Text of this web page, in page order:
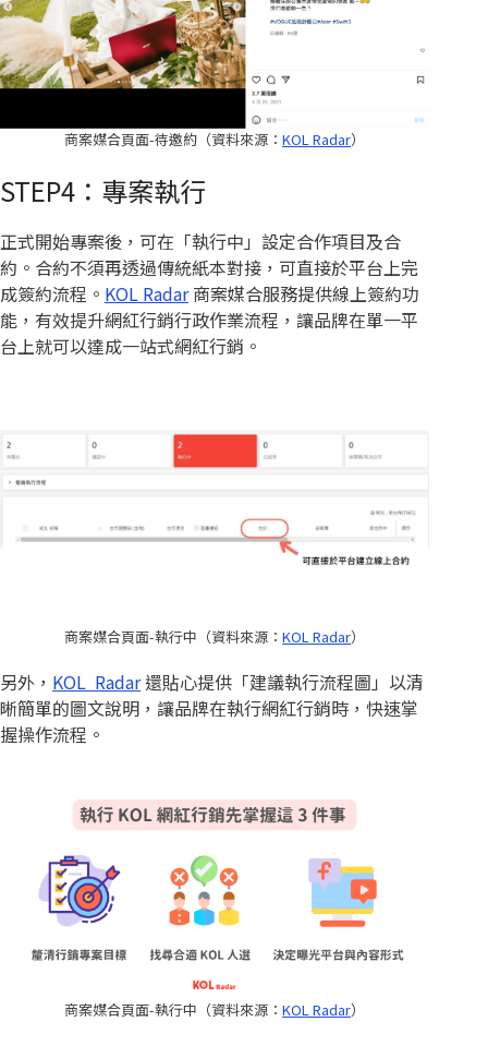
商案媒合頁面-待邀約（資料來源：KOL Radar）
STEP4：專案執行
正式開始專案後，可在「執行中」設定合作項目及合
約。合約不須再透過傳統紙本對接，可直接於平台上完
成簽約流程。 KOL Radar商案媒合服務提供線上簽約功
能，有效提升網紅行銷行政作業流程，讓品牌在單一平
台上就可以達成一站式網紅行銷。
商案媒合頁面-執行中（資料來源：KOL Radar）
另外， KOL Radar還貼心提供「建議執行流程圖」以清
晰簡單的圖文說明，讓品牌在執行網紅行銷時，快速掌
握操作流程。
商案媒合頁面-執行中（資料來源：KOL Radar）